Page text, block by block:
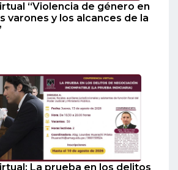
“Violencia de género en
varones y los alcances de la
La prueba en los delitos